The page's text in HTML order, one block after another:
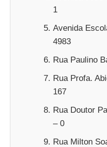
1
Avenida
4983
Rua Paulino
Rua Profa.
167
Rua Doutor
– 0
Rua Milton